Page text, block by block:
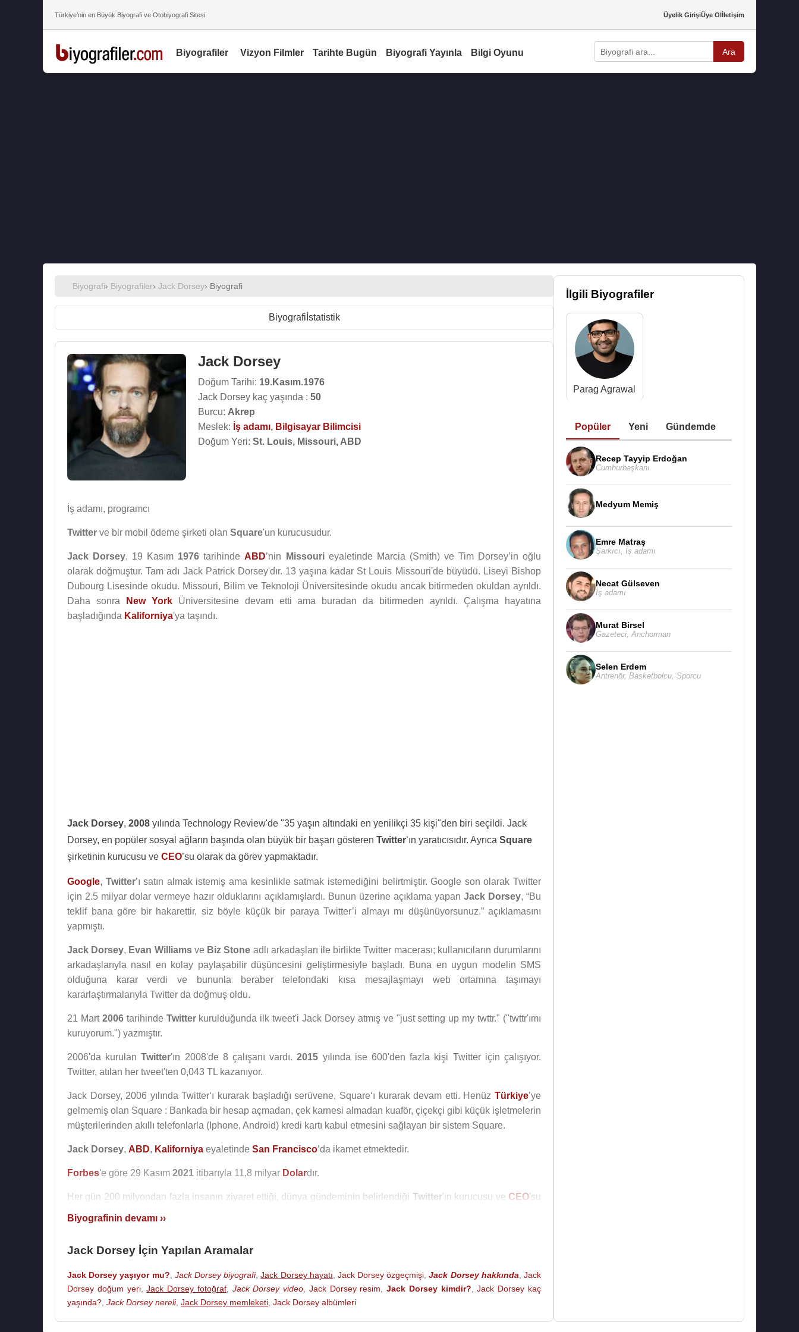
Türkiye’nin en Büyük Biyografi ve Otobiyografi Sitesi Üyelik GirişiÜye Olİletişim
Biyografiler Vizyon Filmler Tarihte Bugün Biyografi Yayınla Bilgi Oyunu Ara
Biyografi› Biyografiler› Jack Dorsey› Biyografi
Biyografi İstatistik
Jack Dorsey
Doğum Tarihi: 19.Kasım.1976
Jack Dorsey kaç yaşında : 50
Burcu: Akrep
Meslek: İş adamı, Bilgisayar Bilimcisi
Doğum Yeri: St. Louis, Missouri, ABD
İş adamı, programcı
Twitter ve bir mobil ödeme şirketi olan Square'un kurucusudur.
Jack Dorsey, 19 Kasım 1976 tarihindeABD’nin Missourieyaletinde Marcia (Smith) ve Tim Dorsey’in oğlu
olarak doğmuştur. Tam adı Jack Patrick Dorsey'dır. 13 yaşına kadar St Louis Missouri'de büyüdü. Liseyi Bishop
Dubourg Lisesinde okudu. Missouri, Bilim ve Teknoloji Üniversitesinde okudu ancak bitirmeden okuldan ayrıldı.
Daha sonra
New YorkÜniversitesine devam etti ama buradan da bitirmeden ayrıldı. Çalışma hayatına
başladığında Kaliforniya'ya taşındı.
Jack Dorsey, 2008 yılında Technology Review'de "35 yaşın altındaki en yenilikçi 35 kişi"den biri seçildi. Jack
Dorsey, en popüler sosyal ağların başında olan büyük bir başarı gösteren Twitter’ın yaratıcısıdır. Ayrıca Square
şirketinin kurucusu ve CEO’su olarak da görev yapmaktadır.
Google, Twitter’ı satın almak istemiş ama kesinlikle satmak istemediğini belirtmiştir. Google son olarak Twitter
için 2.5 milyar dolar vermeye hazır olduklarını açıklamışlardı. Bunun üzerine açıklama yapan Jack Dorsey, “Bu
teklif bana göre bir hakarettir, siz böyle küçük bir paraya Twitter’i almayı mı düşünüyorsunuz.” açıklamasını
yapmıştı.
Jack Dorsey, Evan Williamsve Biz Stone adlı arkadaşları ile birlikte Twitter macerası; kullanıcıların durumlarını
arkadaşlarıyla nasıl en kolay paylaşabilir düşüncesini geliştirmesiyle başladı. Buna en uygun modelin SMS
olduğuna karar verdi ve bununla beraber telefondaki kısa mesajlaşmayı web ortamına taşımayı
kararlaştırmalarıyla Twitter da doğmuş oldu.
21 Mart 2006tarihinde Twitterkurulduğunda ilk tweet'i Jack Dorsey atmış ve "just setting up my twttr." ("twttr'ımı
kuruyorum.") yazmıştır.
2006'da kurulanTwitter'ın 2008'de 8 çalışanı vardı.2015 yılında ise 600'den fazla kişi Twitter için çalışıyor.
Twitter, atılan her tweet'ten 0,043 TL kazanıyor.
Jack Dorsey, 2006 yılında Twitter‘ı kurarak başladığı serüvene, Square‘ı kurarak devam etti. Henüz Türkiye’ye
gelmemiş olan Square : Bankada bir hesap açmadan, çek karnesi almadan kuaför, çiçekçi gibi küçük işletmelerin
müşterilerinden akıllı telefonlarla (Iphone, Android) kredi kartı kabul etmesini sağlayan bir sistem Square.
Jack Dorsey, ABD, Kaliforniya eyaletinde San Francisco’da ikamet etmektedir.
Forbes'e göre 29 Kasım 2021 itibarıyla 11,8 milyar Dolardır.
Her gün 200 milyondan fazla insanın ziyaret ettiği, dünya gündeminin belirlendiği Twitter'ın kurucusu ve CEO'su
Agrawal
Kaynak:Biyografiler.com
Biyografinin devamı ››
Jack Dorsey İçin Yapılan Aramalar
Jack Dorsey yaşıyor mu? Jack Dorsey biyografi,Jack Dorsey hayatı Jack Dorsey özgeçmişi ,Jack Dorsey hakkında Jack
Dorsey doğum yeri,Jack Dorsey fotoğraf, Jack Dorsey video Jack Dorsey resim ,Jack Dorsey kimdir? ,Jack Dorsey kaç
yaşında? Jack Dorsey nereli, Jack Dorsey memleketi Jack Dorsey albümleri
İlgili Biyografiler
Parag Agrawal
Popüler Yeni Gündemde
Recep Tayyip Erdoğan
Cumhurbaşkanı
Medyum Memiş
Emre Matraş
Şarkıcı İş adamı
Necat Gülseven
İş adamı
Murat Birsel
Gazeteci Anchorman
Selen Erdem
Antrenör, Basketbolcu Sporcu